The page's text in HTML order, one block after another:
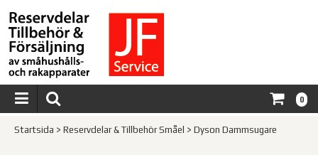
0
Startsida > Reservdelar & Tillbehör Småel > Dyson Dammsugare